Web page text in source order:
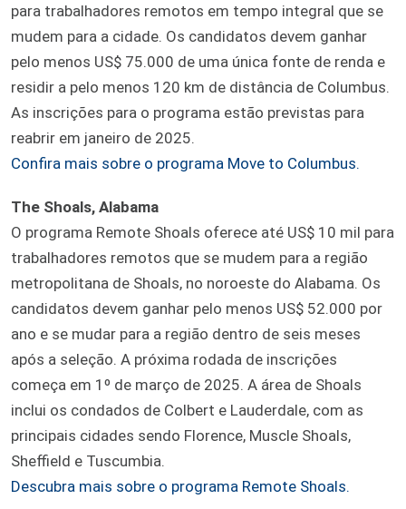
para trabalhadores remotos em tempo integral que se
mudem para a cidade. Os candidatos devem ganhar
pelo menos US$ 75.000 de uma única fonte de renda e
residir a pelo menos 120 km de distância de Columbus.
As inscrições para o programa estão previstas para
reabrir em janeiro de 2025.
Confira mais sobre o programa Move to Columbus.
The Shoals, Alabama
O programa Remote Shoals oferece até US$ 10 mil para
trabalhadores remotos que se mudem para a região
metropolitana de Shoals, no noroeste do Alabama. Os
candidatos devem ganhar pelo menos US$ 52.000 por
ano e se mudar para a região dentro de seis meses
após a seleção. A próxima rodada de inscrições
começa em 1º de março de 2025. A área de Shoals
inclui os condados de Colbert e Lauderdale, com as
principais cidades sendo Florence, Muscle Shoals,
Sheffield e Tuscumbia.
Descubra mais sobre o programa Remote Shoals.